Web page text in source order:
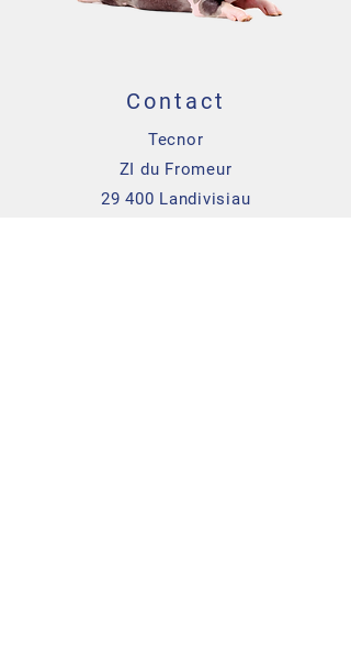
Contact
Tecnor
ZI du Fromeur
29 400 Landivisiau